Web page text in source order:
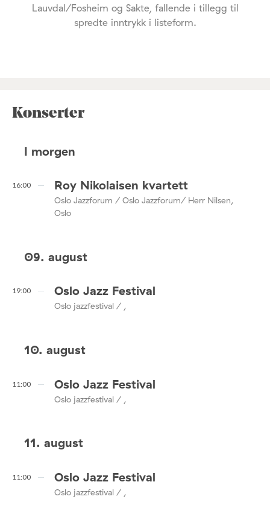
Lauvdal/Fosheim og Sakte, fallende i tillegg til
spredte inntrykk i listeform.
Konserter
I morgen
16:00 Roy Nikolaisen kvartett
Oslo Jazzforum / Oslo Jazzforum/ Herr Nilsen,
Oslo
09. august
19:00 Oslo Jazz Festival
Oslo jazzfestival / ,
10. august
11:00 Oslo Jazz Festival
Oslo jazzfestival / ,
11. august
11:00 Oslo Jazz Festival
Oslo jazzfestival / ,